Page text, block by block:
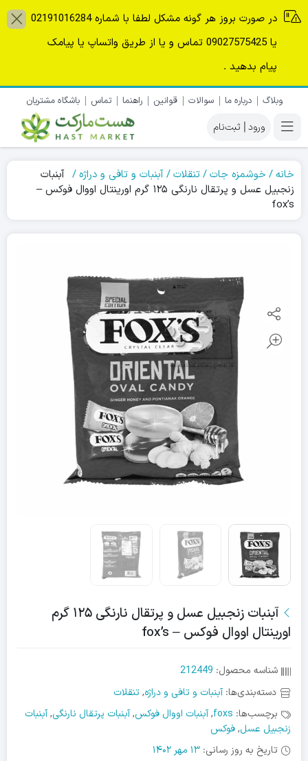
در صورت بروز هر گونه مشکل لطفا با شماره 02191016284
یا 09027575425 تماس و یا از طریق واتساپ یا پیامک
پیام بدهید .
وبلاگ درباره ما سوالات قوانین راهنما تماس باشگاه مشتریان
|
خانه خوشمزه جات تنقلات آبنبات و تافی و دراژه
آبنبات
زنجبیل عسل و پرتقال نارنگی ۱۲۵ گرم اورینتال اووال فوکس –
fox’s
آبنبات زنجبیل عسل و پرتقال نارنگی ۱۲۵ گرم
اورینتال اووال فوکس – fox’s
شناسه محصول: 212449
دسته‌بندی‌ها:آبنبات و تافی و دراژه,تنقلات
برچسب‌ها: foxs
,آبنبات اووال فوکس,آبنبات پرتقال نارنگی,آبنبات
زنجبیل عسل,فوکس
تاریخ به روز رسانی: 13 مهر 1402